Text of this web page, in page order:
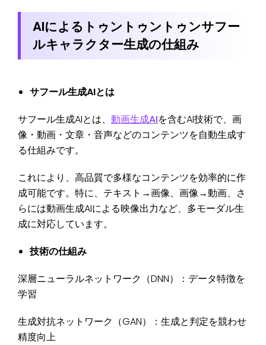
AIによるトゥントゥントゥンサフー
ルキャラクター生成の仕組み
サフール生成AIとは
サフール生成AIとは、 動画生成AIを含むAI技術で、画
像・動画・文章・音声などのコンテンツを自動生成す
る仕組みです。
これにより、高品質で多様なコンテンツを効率的に作
成可能です。特に、テキスト→画像、画像→動画、さ
らには動画生成AIによる映像出力など、多モーダル生
成に対応しています。
技術の仕組み
深層ニューラルネットワーク（DNN）：データ特徴を
学習
生成対抗ネットワーク（GAN）：生成と判定を競わせ
精度向上